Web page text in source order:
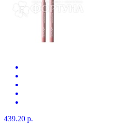
439.20 р.